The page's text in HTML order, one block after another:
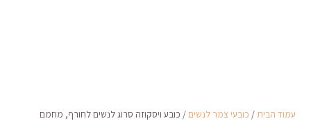
עמוד הבית / כובעי צמר לנשים / כובע ויסקוזה סרוג לנשים לחורף, מחמם